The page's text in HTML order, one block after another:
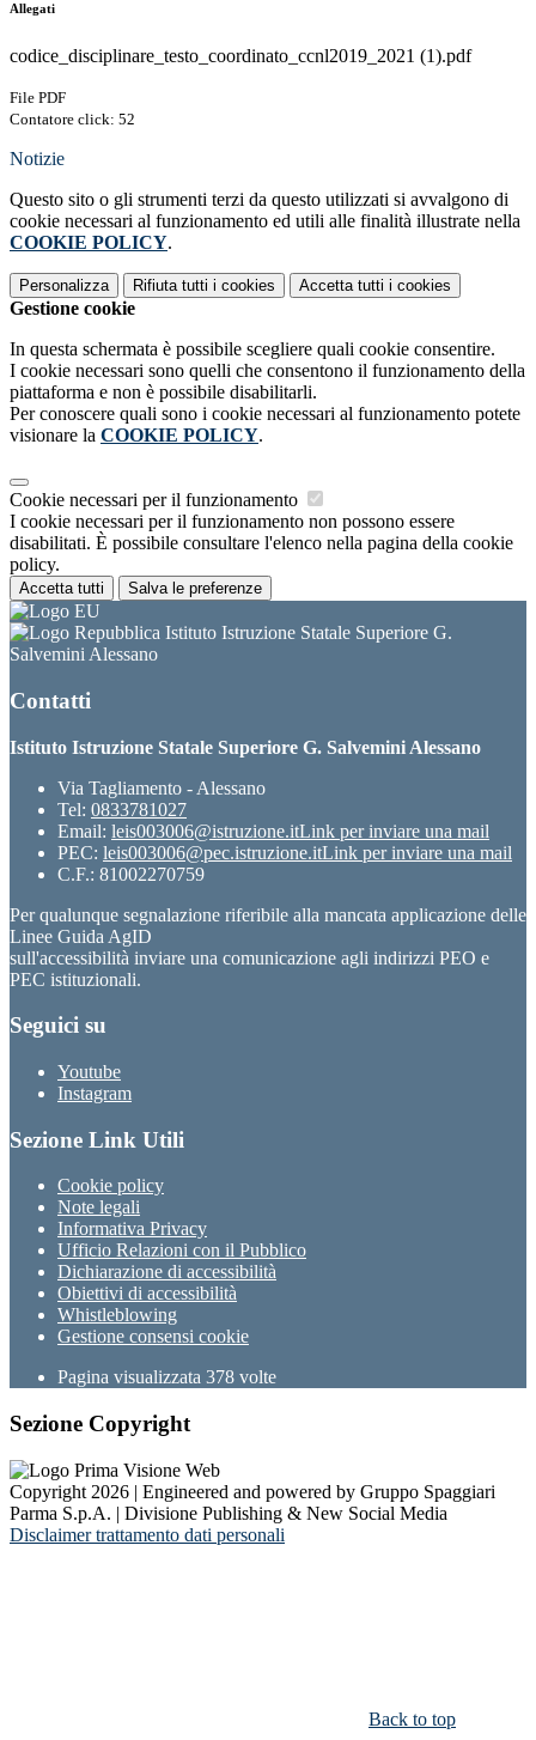
Allegati
codice_disciplinare_testo_coordinato_ccnl2019_2021 (1).pdf
File PDF
Contatore click: 52
Notizie
Questo sito o gli strumenti terzi da questo utilizzati si avvalgono di
cookie necessari al funzionamento ed utili alle finalità illustrate nella
COOKIE POLICY.
Personalizza Rifiuta tutti i cookies Accetta tutti i cookies
Gestione cookie
In questa schermata è possibile scegliere quali cookie consentire.
I cookie necessari sono quelli che consentono il funzionamento della
piattaforma e non è possibile disabilitarli.
Per conoscere quali sono i cookie necessari al funzionamento potete
visionare la COOKIE POLICY.
Cookie necessari per il funzionamento
I cookie necessari per il funzionamento non possono essere
disabilitati. È possibile consultare l'elenco nella pagina della cookie
policy.
Accetta tutti Salva le preferenze
Istituto Istruzione Statale Superiore G.
Salvemini Alessano
Contatti
Istituto Istruzione Statale Superiore G. Salvemini Alessano
Via Tagliamento - Alessano
Tel: 0833781027
Email: leis003006@istruzione.itLink per inviare una mail
PEC: leis003006@pec.istruzione.itLink per inviare una mail
C.F.: 81002270759
Per qualunque segnalazione riferibile alla mancata applicazione delle
Linee Guida AgID
sull'accessibilità inviare una comunicazione agli indirizzi PEO e
PEC istituzionali.
Seguici su
Youtube
Instagram
Sezione Link Utili
Cookie policy
Note legali
Informativa Privacy
Ufficio Relazioni con il Pubblico
Dichiarazione di accessibilità
Obiettivi di accessibilità
Whistleblowing
Gestione consensi cookie
Pagina visualizzata 378 volte
Sezione Copyright
Copyright 2026 | Engineered and powered by Gruppo Spaggiari
Parma S.p.A. | Divisione Publishing & New Social Media
Disclaimer trattamento dati personali
Back to top